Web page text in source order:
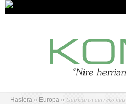
Hasiera » Europa » Gaizkiaren aurreko